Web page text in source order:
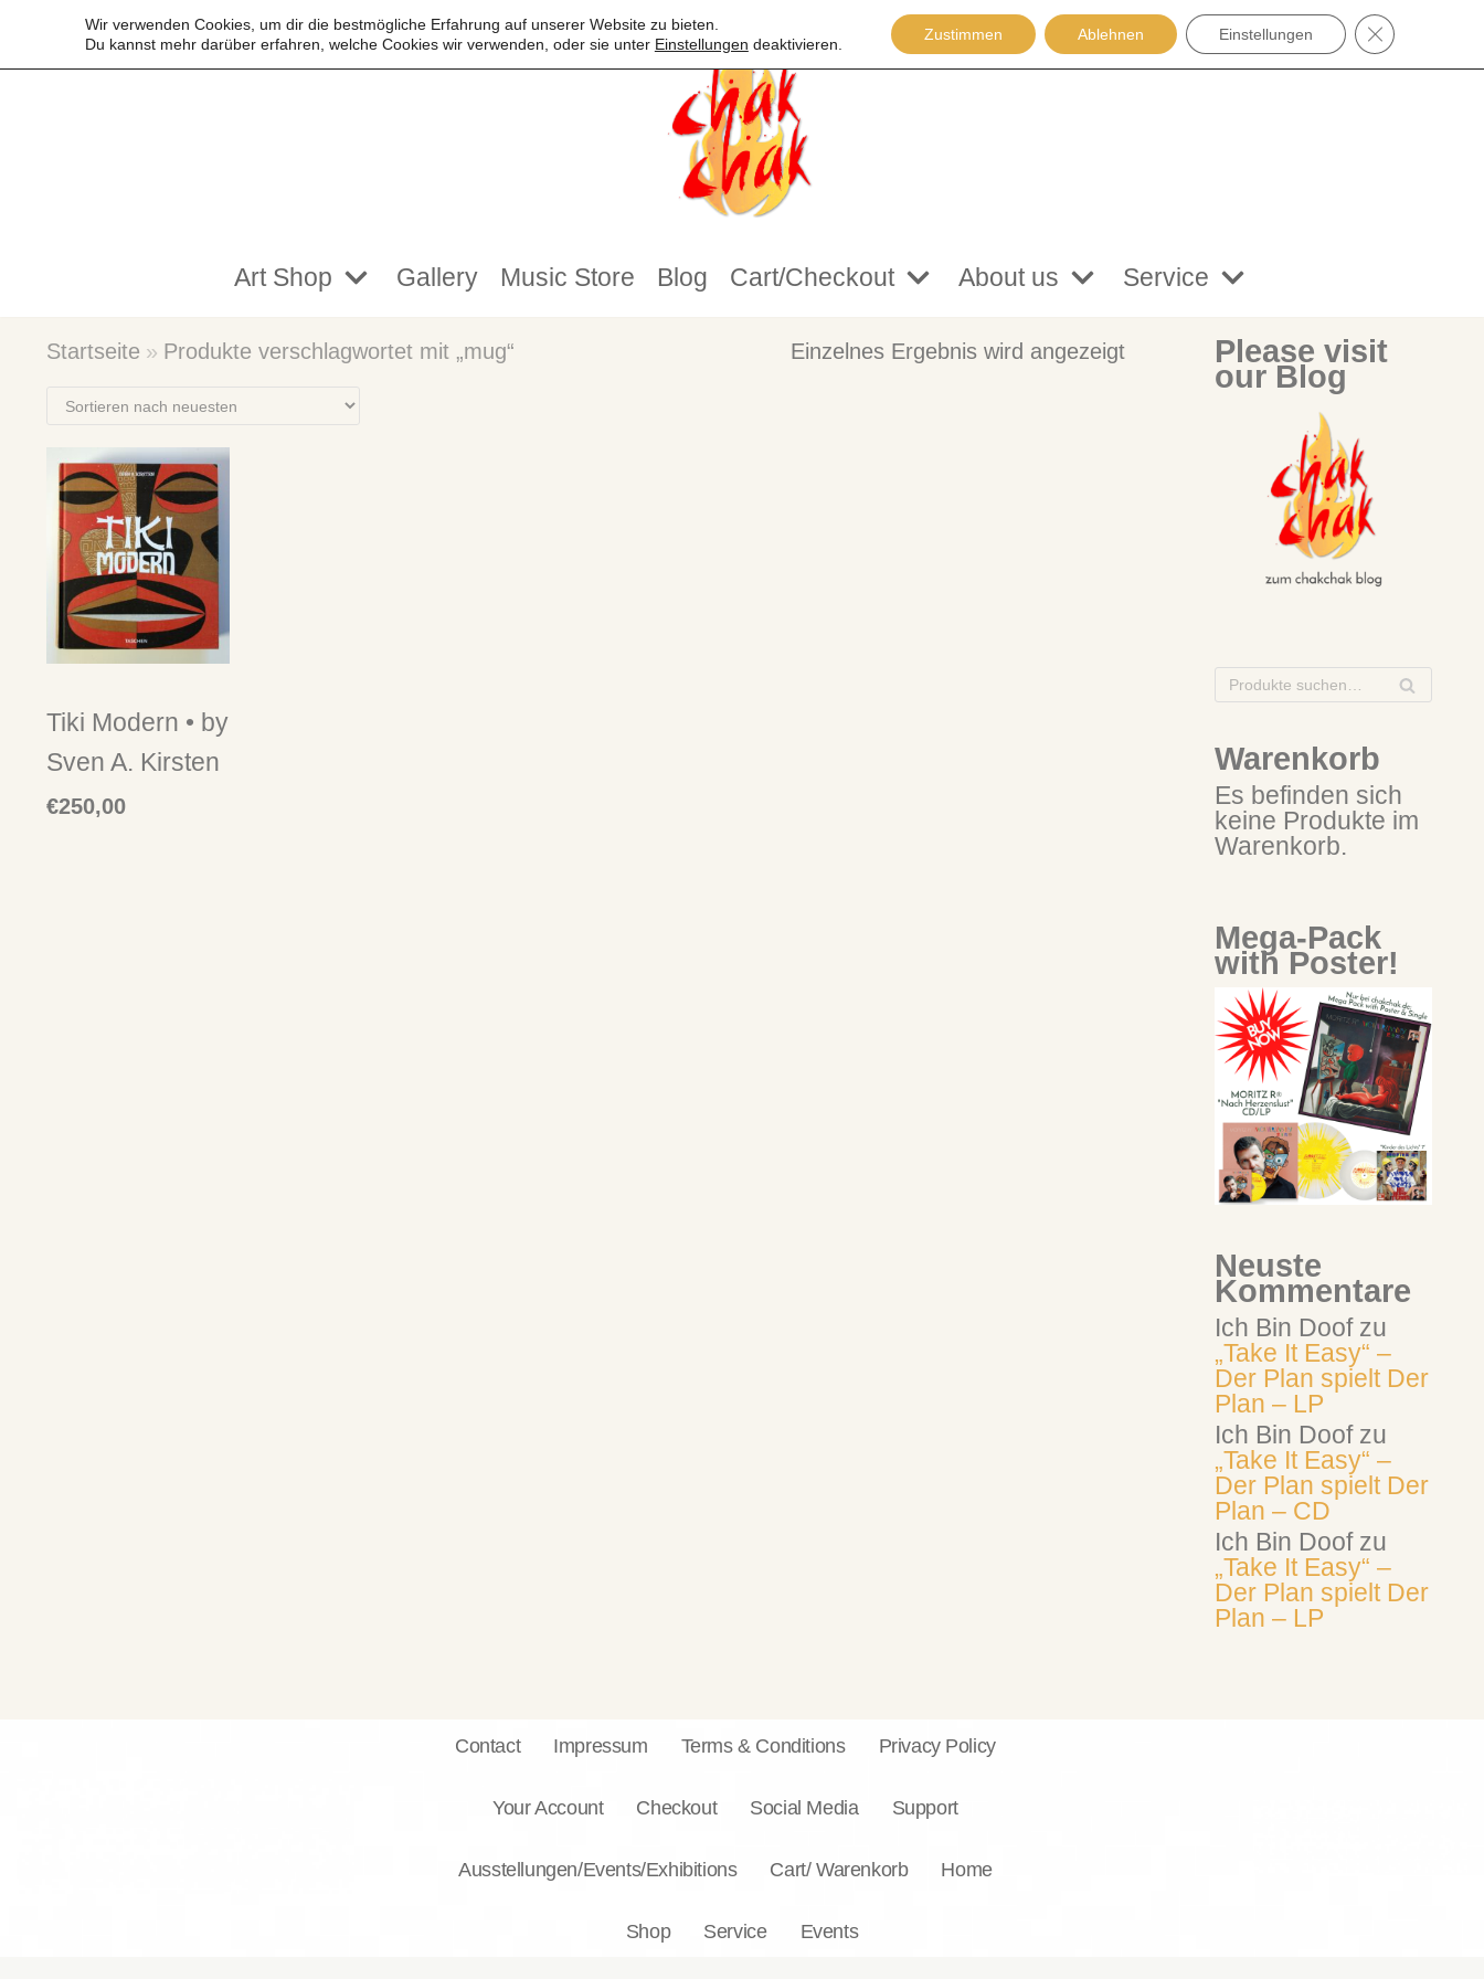
Art Shop Gallery Music Store Blog Cart/Checkout About us Service
Startseite » Produkte verschlagwortet mit „mug“ Einzelnes Ergebnis wird angezeigt
Tiki Modern • by
Sven A. Kirsten
€250,00
Please visit
our Blog
S
E
Warenkorb
Es befinden sich
keine Produkte im
Warenkorb.
Mega-Pack
with Poster!
Neuste
Kommentare
Ich Bin Doofzu
„Take It Easy“ –
Der Plan spielt Der
Plan – LP
Ich Bin Doofzu
„Take It Easy“ –
Der Plan spielt Der
Plan – CD
Ich Bin Doofzu
„Take It Easy“ –
Der Plan spielt Der
Plan – LP
Contact Impressum Terms & Conditions Privacy Policy
Your Account Checkout Social Media Support
Ausstellungen/Events/Exhibitions Cart/ Warenkorb Home
Shop Service Events
Wir verwenden Cookies, um dir die bestmögliche Erfahrung auf unserer Website zu bieten.
Du kannst mehr darüber erfahren, welche Cookies wir verwenden, oder sie unter Einstellungen deaktivieren.
Zustimmen Ablehnen Einstellungen GDPR